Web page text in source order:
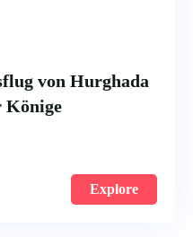
von Hurghada
Könige
Explore